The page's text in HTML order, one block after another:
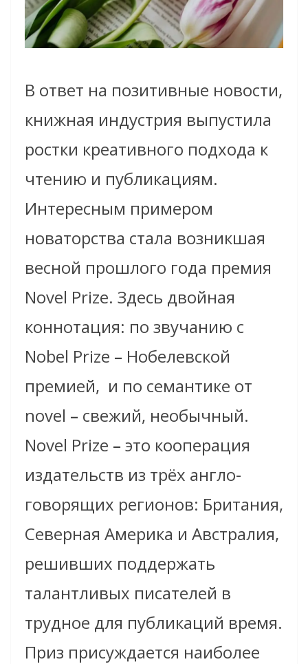
В ответ на позитивные новости,
книжная индустрия выпустила
ростки креативного подхода к
чтению и публикациям.
Интересным примером
новаторства стала возникшая
весной прошлого года премия
Novel Prize. Здесь двойная
коннотация: по звучанию с
Nobel Prize – Нобелевской
премией, и по семантике от
novel – свежий, необычный.
Novel Prize – это кооперация
издательств из трёх англо-
говорящих регионов: Британия,
Северная Америка и Австралия,
решивших поддержать
талантливых писателей в
трудное для публикаций время.
Приз присуждается наиболее